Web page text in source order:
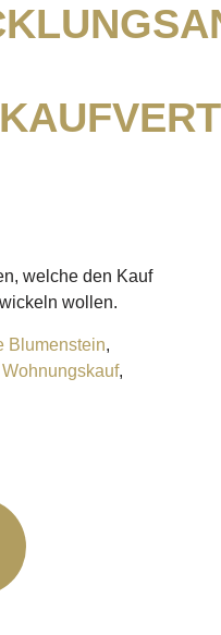
welche den Kauf
wollen.
Blumenstein,
Wohnungskauf,